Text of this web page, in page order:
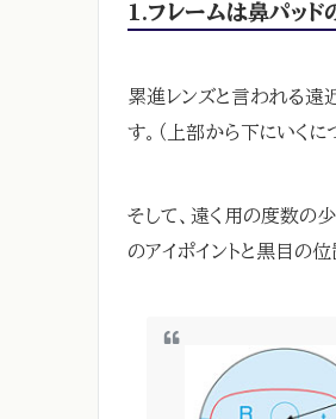
1.フレームは鼻パッ
累進レンズと言われる遠
す。（上部から下にいく
そして、遠く用の度数の
のアイポイントと黒目の